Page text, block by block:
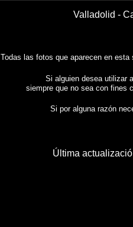
Valladolid -
Todas las fotos que aparecen en esta
Si alguien desea utilizar
siempre que no sea con fines
Si por alguna razón
Última